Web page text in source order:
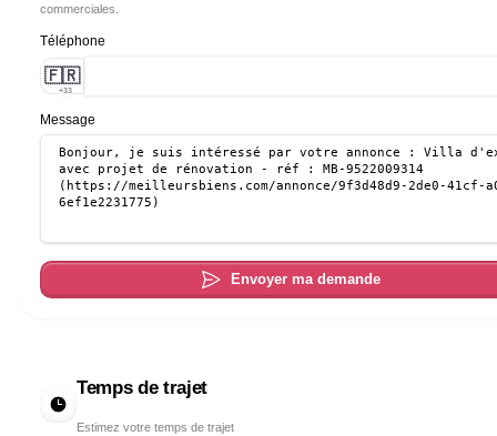
commerciales.
Téléphone
🇫🇷
+33
Message
Envoyer ma demande
Temps de trajet
Estimez votre temps de trajet